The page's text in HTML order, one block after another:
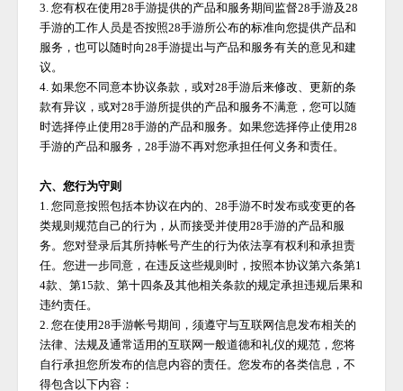
3. 您有权在使用28手游提供的产品和服务期间监督28手游及28
手游的工作人员是否按照28手游所公布的标准向您提供产品和
服务，也可以随时向28手游提出与产品和服务有关的意见和建
议。
4. 如果您不同意本协议条款，或对28手游后来修改、更新的条
款有异议，或对28手游所提供的产品和服务不满意，您可以随
时选择停止使用28手游的产品和服务。如果您选择停止使用28
手游的产品和服务，28手游不再对您承担任何义务和责任。
六、您行为守则
1. 您同意按照包括本协议在内的、28手游不时发布或变更的各
类规则规范自己的行为，从而接受并使用28手游的产品和服
务。您对登录后其所持帐号产生的行为依法享有权利和承担责
任。您进一步同意，在违反这些规则时，按照本协议第六条第1
4款、第15款、第十四条及其他相关条款的规定承担违规后果和
违约责任。
2. 您在使用28手游帐号期间，须遵守与互联网信息发布相关的
法律、法规及通常适用的互联网一般道德和礼仪的规范，您将
自行承担您所发布的信息内容的责任。您发布的各类信息，不
得包含以下内容：